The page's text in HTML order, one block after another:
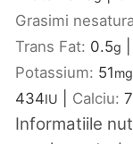
Grasimi
Trans Fat: 0.5g
Potassium: 51mg
434IU Calciu:
Informatiile nutritionale sunt calculate automat,